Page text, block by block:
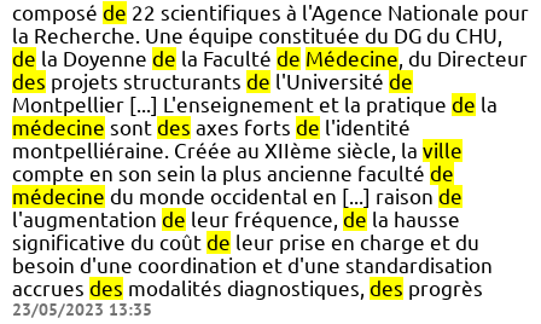
composé de 22 scientifiques à l'Agence Nationale pour
la Recherche. Une équipe constituée du DG du CHU,
de la Doyenne de la Faculté de Médecine, du Directeur
des projets structurants de l'Université de
Montpellier [...] L'enseignement et la pratique de la
médecine sont des axes forts de l'identité
montpelliéraine. Créée au XIIème siècle, la ville
compte en son sein la plus ancienne faculté de
médecine du monde occidental en [...] raison de
l'augmentation de leur fréquence, de la hausse
significative du coût de leur prise en charge et du
besoin d'une coordination et d'une standardisation
accrues des modalités diagnostiques, des progrès
23/05/2023 13:35